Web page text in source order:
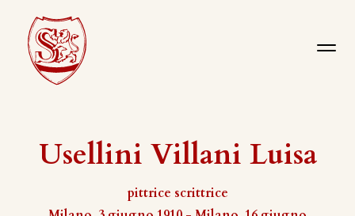
Usellini Villani Luisa
pittrice scrittrice